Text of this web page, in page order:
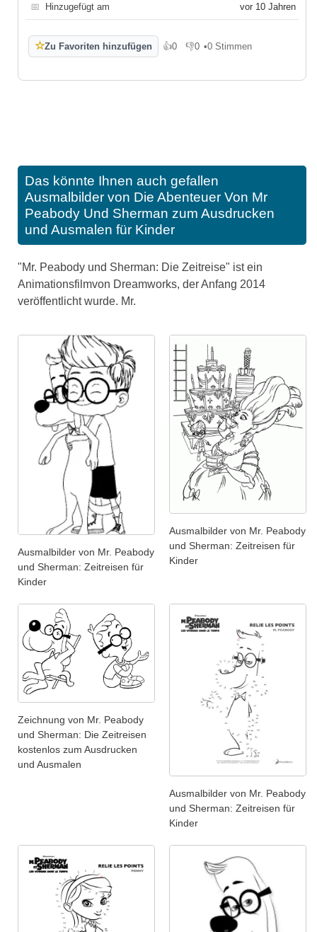
📅 Hinzugefügt am vor 10 Jahren
☆Zu Favoriten hinzufügen 👍0
Gefällt mir
👎0
Gefällt mir nicht
•0 Stimmen
Das könnte Ihnen auch gefallen
Ausmalbilder von Die Abenteuer Von Mr
Peabody Und Sherman zum Ausdrucken
und Ausmalen für Kinder
"Mr. Peabody und Sherman: Die Zeitreise" ist ein
Animationsfilmvon Dreamworks, der Anfang 2014
veröffentlicht wurde. Mr.
Ausmalbilder von Mr. Peabody
und Sherman: Zeitreisen für
Kinder
Ausmalbilder von Mr. Peabody
und Sherman: Zeitreisen für
Kinder
Zeichnung von Mr. Peabody
und Sherman: Die Zeitreisen
kostenlos zum Ausdrucken
und Ausmalen
Ausmalbilder von Mr. Peabody
und Sherman: Zeitreisen für
Kinder